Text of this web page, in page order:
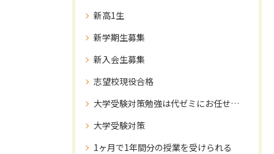
新高1生
新学期生募集
新入会生募集
志望校現役合格
大学受験対策勉強は代ゼミにお任せ下さい！
大学受験対策
1ヶ月で1年間分の授業を受けられる